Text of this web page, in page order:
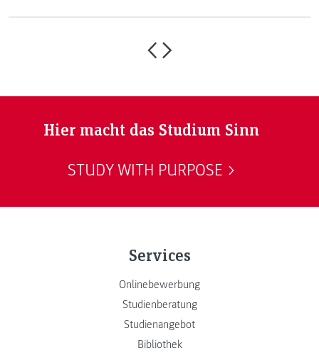
Hier macht das Studium Sinn
STUDY WITH PURPOSE
Services
Onlinebewerbung
Studienberatung
Studienangebot
Bibliothek